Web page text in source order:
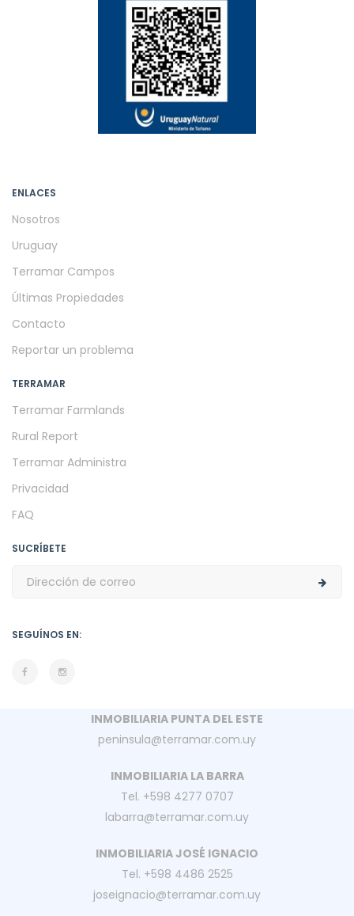
ENLACES
Nosotros
Uruguay
Terramar Campos
Últimas Propiedades
Contacto
Reportar un problema
TERRAMAR
Terramar Farmlands
Rural Report
Terramar Administra
Privacidad
FAQ
SUCRÍBETE
SEGUÍNOS EN:
INMOBILIARIA PUNTA DEL ESTE
peninsula@terramar.com.uy
INMOBILIARIA LA BARRA
Tel. +598 4277 0707
labarra@terramar.com.uy
INMOBILIARIA JOSÉ IGNACIO
Tel. +598 4486 2525
joseignacio@terramar.com.uy